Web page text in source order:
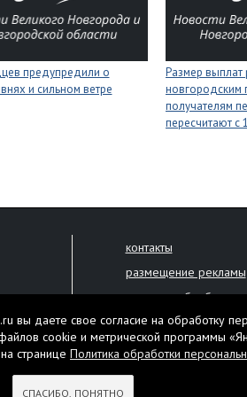
предупредили о
и сильном ветре
Размер
новгородским
получателям
пересчитают с
контакты
размещение рекламы
политика обработки
Настоящий ресурс
Нашли ошибку?
вы даете свое согласие на обработку
cookie и метрической программы
странице Политика обработки
СПАСИБО, ПОНЯТНО